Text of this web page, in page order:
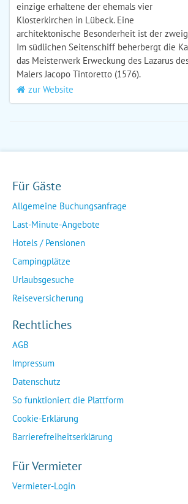
einzige erhaltene der ehemals vier
Klosterkirchen in Lübeck. Eine
architektonische Besonderheit ist der
Im südlichen Seitenschiff beherbergt die
das Meisterwerk Erweckung des Lazarus
Malers Jacopo Tintoretto (1576).
zur Website
Für Gäste
Allgemeine Buchungsanfrage
Last-Minute-Angebote
Hotels / Pensionen
Campingplätze
Urlaubsgesuche
Reiseversicherung
Rechtliches
AGB
Impressum
Datenschutz
So funktioniert die Plattform
Cookie-Erklärung
Barrierefreiheitserklärung
Für Vermieter
Vermieter-Login